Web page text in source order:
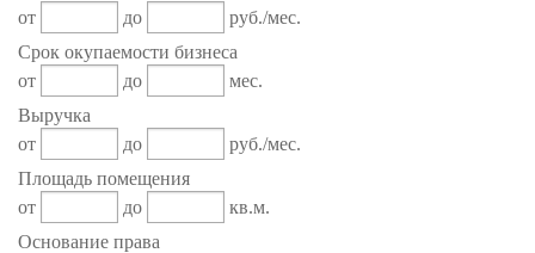
от
до
руб./мес.
Срок окупаемости бизнеса
от
до
мес.
Выручка
от
до
руб./мес.
Площадь помещения
от
до
кв.м.
Основание права